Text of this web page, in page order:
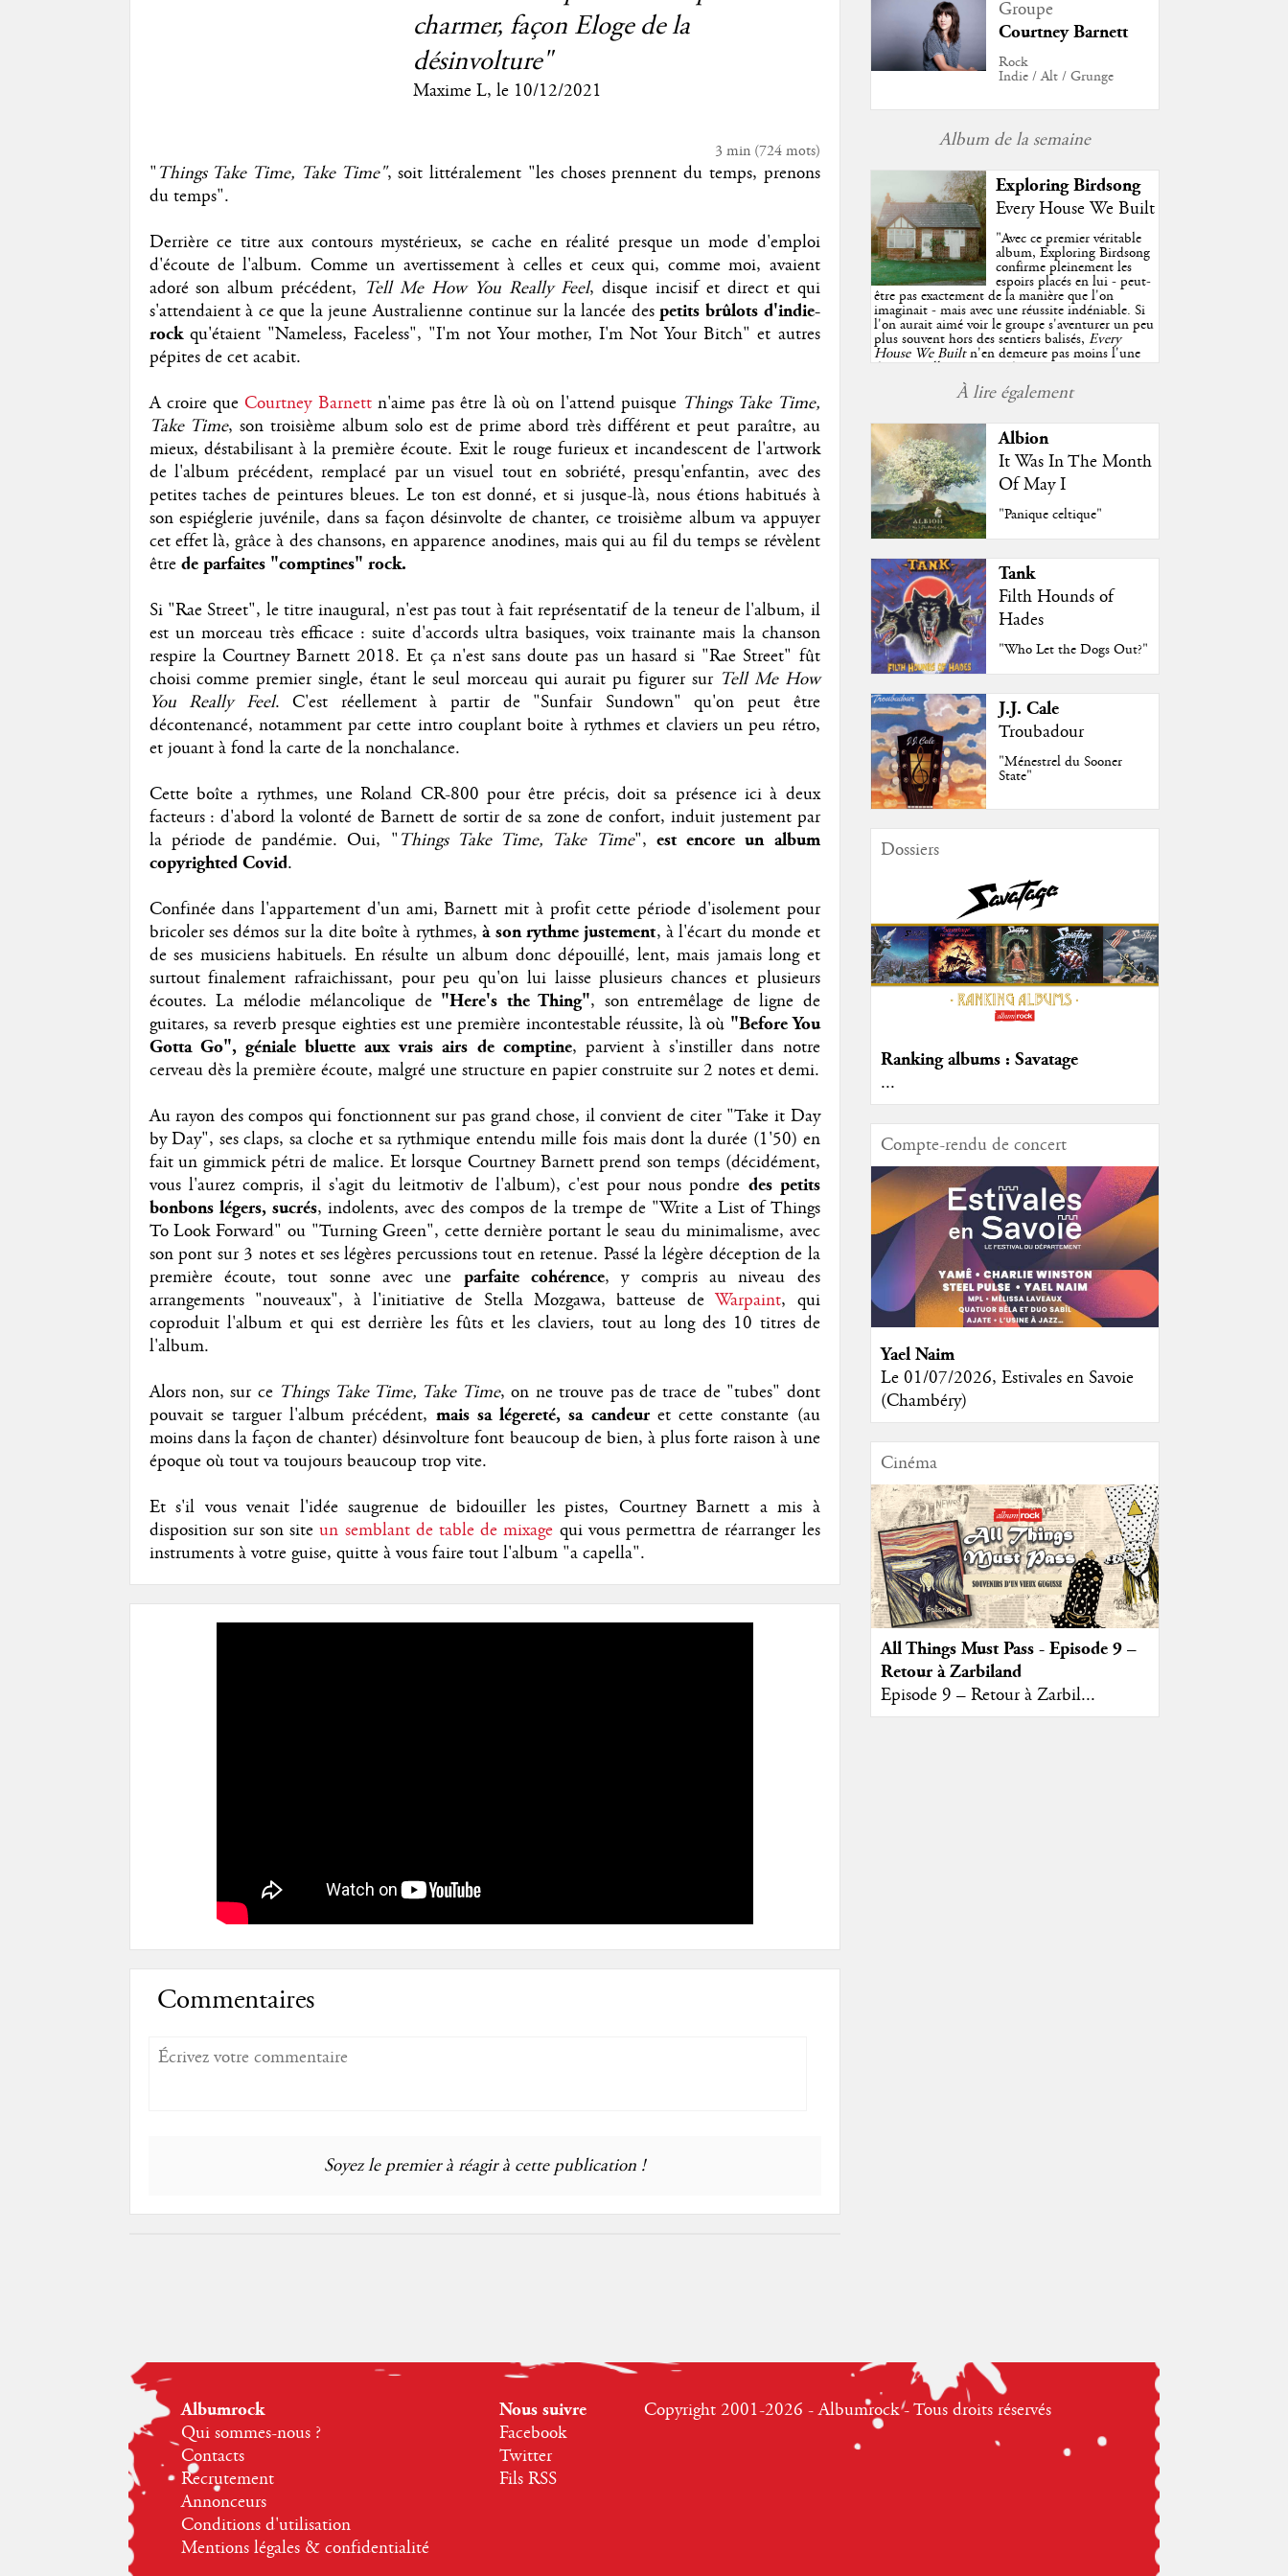
charmer, façon Eloge de la
désinvolture"
Maxime L, le 10/12/2021
3 min(724mots)
"Things Take Time, Take Time", soit littéralement "les choses prennent du temps, prenons
du temps".
Derrière ce titre aux contours mystérieux, se cache en réalité presque un mode d'emploi
d'écoute de l'album. Comme un avertissement à celles et ceux qui, comme moi, avaient
adoré son album précédent, Tell Me How You Really Feel, disque incisif et direct et qui
s'attendaient à ce que la jeune Australienne continue sur la lancée des petits brûlots d'indie-
rockqu'étaient "Nameless, Faceless", "I'm not Your mother, I'm Not Your Bitch" et autres
pépites de cet acabit.
A croire queCourtney Barnettn'aime pas être là où on l'attend puisque Things Take Time,
Take Time, son troisième album solo est de prime abord très différent et peut paraître, au
mieux, déstabilisant à la première écoute. Exit le rouge furieux et incandescent de l'artwork
de l'album précédent, remplacé par un visuel tout en sobriété, presqu'enfantin, avec des
petites taches de peintures bleues. Le ton est donné, et si jusque-là, nous étions habitués à
son espiéglerie juvénile, dans sa façon désinvolte de chanter, ce troisième album va appuyer
cet effet là, grâce à des chansons, en apparence anodines, mais qui au fil du temps se révèlent
être de parfaites "comptines" rock.
Si "Rae Street", le titre inaugural, n'est pas tout à fait représentatif de la teneur de l'album, il
est un morceau très efficace : suite d'accords ultra basiques, voix trainante mais la chanson
respire la Courtney Barnett 2018. Et ça n'est sans doute pas un hasard si "Rae Street" fût
choisi comme premier single, étant le seul morceau qui aurait pu figurer sur Tell Me How
You Really Feel. C'est réellement à partir de "Sunfair Sundown" qu'on peut être
décontenancé, notamment par cette intro couplant boite à rythmes et claviers un peu rétro,
et jouant à fond la carte de la nonchalance.
Cette boîte a rythmes, une Roland CR-800 pour être précis, doit sa présence ici à deux
facteurs : d'abord la volonté de Barnett de sortir de sa zone de confort, induit justement par
la période de pandémie. Oui, "Things Take Time, Take Time", est encore un album
copyrighted Covid.
Confinée dans l'appartement d'un ami, Barnett mit à profit cette période d'isolement pour
bricoler ses démos sur la dite boîte à rythmes,à son rythme justement, à l'écart du monde et
de ses musiciens habituels. En résulte un album donc dépouillé, lent, mais jamais long et
surtout finalement rafraichissant, pour peu qu'on lui laisse plusieurs chances et plusieurs
écoutes. La mélodie mélancolique de "Here's the Thing", son entremêlage de ligne de
guitares, sa reverb presque eighties est une première incontestable réussite, là où "Before You
Gotta Go", géniale bluette aux vrais airs de comptine, parvient à s'instiller dans notre
cerveau dès la première écoute, malgré une structure en papier construite sur 2 notes et demi.
Au rayon des compos qui fonctionnent sur pas grand chose, il convient de citer "Take it Day
by Day", ses claps, sa cloche et sa rythmique entendu mille fois mais dont la durée (1'50) en
fait un gimmick pétri de malice. Et lorsque Courtney Barnett prend son temps (décidément,
vous l'aurez compris, il s'agit du leitmotiv de l'album), c'est pour nous pondre des petits
bonbons légers, sucrés, indolents, avec des compos de la trempe de "Write a List of Things
To Look Forward" ou "Turning Green", cette dernière portant le seau du minimalisme, avec
son pont sur 3 notes et ses légères percussions tout en retenue. Passé la légère déception de la
première écoute, tout sonne avec une parfaite cohérence, y compris au niveau des
arrangements "nouveaux", à l'initiative de Stella Mozgawa, batteuse deWarpaint, qui
coproduit l'album et qui est derrière les fûts et les claviers, tout au long des 10 titres de
l'album.
Alors non, sur ce Things Take Time, Take Time, on ne trouve pas de trace de "tubes" dont
pouvait se targuer l'album précédent, mais sa légereté, sa candeuret cette constante (au
moins dans la façon de chanter) désinvolture font beaucoup de bien, à plus forte raison à une
époque où tout va toujours beaucoup trop vite.
Et s'il vous venait l'idée saugrenue de bidouiller les pistes, Courtney Barnett a mis à
disposition sur son siteun semblant de table de mixage qui vous permettra de réarranger les
instruments à votre guise, quitte à vous faire tout l'album "a capella".
Commentaires
Soyez le premier à réagir à cette publication !
Groupe
Courtney Barnett
Rock
Indie / Alt / Grunge
Album de la semaine
Exploring Birdsong
Every House We Built
"Avec ce premier véritable
album, Exploring Birdsong
confirme pleinement les
espoirs placés en lui - peut-
être pas exactement de la manière que l'on
imaginait - mais avec une réussite indéniable. Si
l'on aurait aimé voir le groupe s'aventurer un peu
plus souvent hors des sentiers balisés,Every
House We Builtn'en demeure pas moins l'une
des très belles surprises de cette année, porté par
plusieurs morceaux qui trouveront sans difficulté
une place de choix dans vos playlists estivales.
À lire également
Albion
It Was In The Month
Of May I
"Panique celtique"
Tank
Filth Hounds of
Hades
"Who Let the Dogs Out?"
J.J. Cale
Troubadour
"Ménestrel du Sooner
State"
Dossiers
Ranking albums : Savatage
...
Compte-rendu de concert
Yael Naim
Le 01/07/2026, Estivales en Savoie
(Chambéry)
Cinéma
All Things Must Pass - Episode 9 –
Retour à Zarbiland
Episode 9 – Retour à Zarbil...
Albumrock
Qui sommes-nous ?
Contacts
Recrutement
Annonceurs
Conditions d'utilisation
Mentions légales & confidentialité
Nous suivre
Facebook
Twitter
Fils RSS
Copyright 2001-2026 - Albumrock - Tous droits réservés